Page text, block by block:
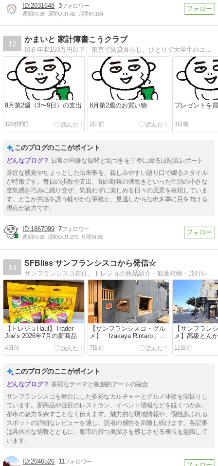
2031648 3
週間IN:38 週間OUT:42 月間IN:184
12
かまいと 家計簿書こうクラブ
8月第2週（3〜9日）の支出
12時間前
8月第2週のお買い物
2日前
プレゼントを
3日前
このブログのここがポイント
日常の些細な疑問と気づきを丁寧に綴る日記風レポート
身近な感覚やちょっとした出来事を、親しみやすい語り口で綴るスタイル
が特徴です。毎日の歩数や支出、旬の野菜の値動きといった生活の小さな
空気感を巧みに織り交ぜ、気負わずに楽しめる日々の風景を表現していま
す。どこか共感を誘う軽やかな筆致と、見逃しがちな出来事に目を向ける
視点が魅力です。
1867099 7
週間IN:30 週間OUT:275 月間IN:85
13
SFBliss サンフランシスコから発信☆
【トレジョHaul】Trader
Joe’s 2026年7月の新商品9
点を試してみた！
4日前
【サンフランシスコ・グル
メ】「Izakaya Rintaro」り
んたろう人気のサブスクグ
ルメ弁当！2026年7月編
7日前
【サンフラン
メ】高級とん
「SHOWA Le
Tonkatsu」
11日前
このブログのここがポイント
多彩なテーマと独創的アートの融合
サンフランシスコを舞台にした多彩なカルチャーとグルメ体験を深掘りし
ています。新商品や注目のレストラン、イベント情報などを鋭くつかみ、
都市の魅力を余すことなく伝えます。魅力的な現地情報や、個性あふれる
スポットの詳細なレビューを通し、読者の感性を刺激し続けます。各記事
は具体的な情報とともに、都市の持つ奥深さを感じさせる表現を意識して
います。
2046526 11